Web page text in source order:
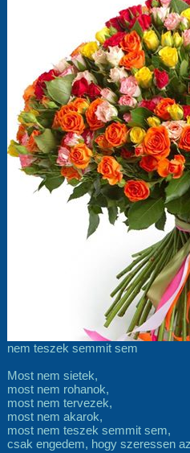
nem teszek semmit sem
Most nem sietek,
most nem rohanok,
most nem tervezek,
most nem akarok,
most nem teszek semmit sem,
csak engedem, hogy szeressen